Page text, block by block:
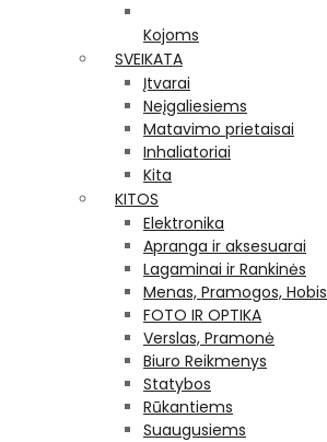
Kojoms
SVEIKATA
Įtvarai
Neįgaliesiems
Matavimo prietaisai
Inhaliatoriai
Kita
KITOS
Elektronika
Apranga ir aksesuarai
Lagaminai ir Rankinės
Menas, Pramogos, Hobis
FOTO IR OPTIKA
Verslas, Pramonė
Biuro Reikmenys
Statybos
Rūkantiems
Suaugusiems